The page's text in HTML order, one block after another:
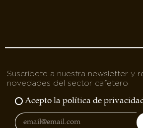
Suscríbete a nuestra newsletter y
novedades del sector cafetero
Acepto la política de